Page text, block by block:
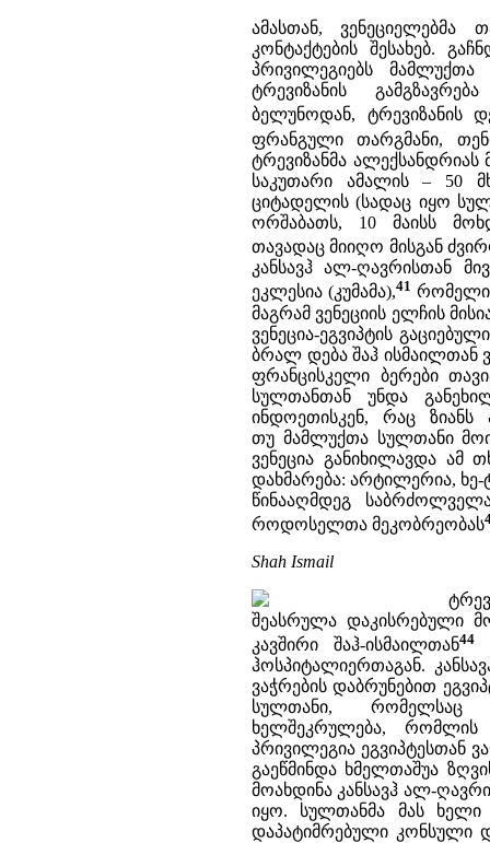
ამასთან, ვენეციელებმა
კონტაქტების შესახებ.
პრივილეგიებს
ტრევიზანის
ბელუნოდან, ტრევიზანის
ფრანგული თარგმანი,
ტრევიზანმა ალექსანდრიას
საკუთარი ამალის – 50
ციტადელის (სადაც იყო
ორშაბათს, 10 მაისს
თავადაც მიიღო მისგან
კანსავჰ ალ-ღავრისთან
ეკლესია (კუმამა),41
მაგრამ ვენეციის ელჩის
ვენეცია-ეგვიპტის
ბრალ დება შაჰ ისმაილთან
ფრანცისკელი ბერები
სულთანთან უნდა
ინდოეთისკენ, რაც ზიანს
თუ მამლუქთა სულთანი
ვენეცია განიხილავდა ამ
დახმარება: არტილერია,
წინააღმდეგ
როდოსელთა მეკობრეობას
Shah Ismail
შეასრულა დაკისრებული
კავშირი შაჰ-ისმაილთან44
ჰოსპიტალიერთაგან.
ვაჭრების დაბრუნებით
სულთანი,
ხელშეკრულება, რომლის
პრივილეგია ეგვიპტესთან
გაეწმინდა ხმელთაშუა
მოახდინა კანსავჰ ალ-
იყო. სულთანმა მას
დაპატიმრებული კონსული